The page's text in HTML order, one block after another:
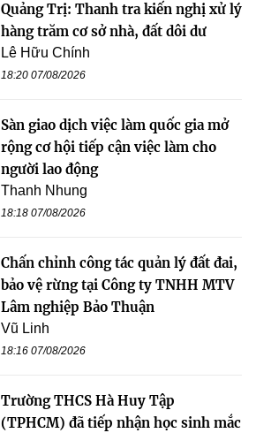
Quảng Trị: Thanh tra kiến nghị xử lý
hàng trăm cơ sở nhà, đất dôi dư
Lê Hữu Chính
18:20 07/08/2026
Sàn giao dịch việc làm quốc gia mở
rộng cơ hội tiếp cận việc làm cho
người lao động
Thanh Nhung
18:18 07/08/2026
Chấn chỉnh công tác quản lý đất đai,
bảo vệ rừng tại Công ty TNHH MTV
Lâm nghiệp Bảo Thuận
Vũ Linh
18:16 07/08/2026
Trường THCS Hà Huy Tập
(TPHCM) đã tiếp nhận học sinh mắc